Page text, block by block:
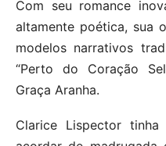
Com seu romance
altamente poética, sua
modelos narrativos
“Perto do Coração
Graça Aranha.
Clarice Lispector